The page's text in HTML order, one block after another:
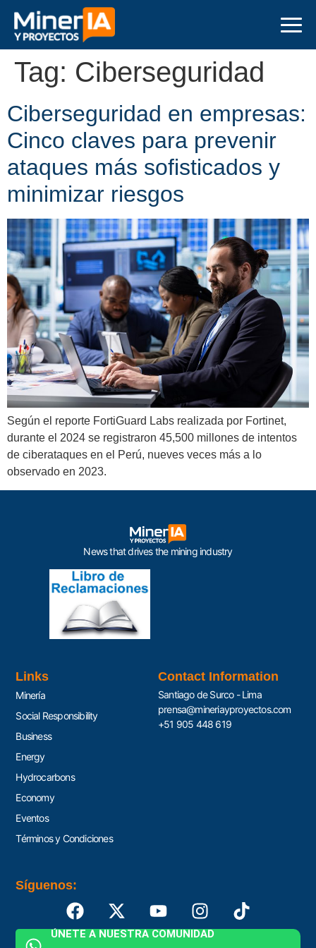
Tag: Ciberseguridad
Ciberseguridad en empresas:
Cinco claves para prevenir
ataques más sofisticados y
minimizar riesgos
Según el reporte FortiGuard Labs realizada por Fortinet,
durante el 2024 se registraron 45,500 millones de intentos
de ciberataques en el Perú, nueves veces más a lo
observado en 2023.
News that drives the mining industry
Links
Minería
Social Responsibility
Business
Energy
Hydrocarbons
Economy
Eventos
Términos y Condiciones
Contact Information
Santiago de Surco - Lima
prensa@mineriayproyectos.com
+51 905 448 619
Síguenos:
ÚNETE A NUESTRA COMUNIDAD